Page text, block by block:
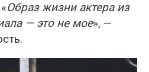
Образ жизни актера из
— это не мое», —